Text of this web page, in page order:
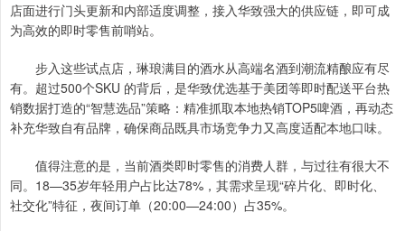
店面进行门头更新和内部适度调整，接入华致强大的供应链，即可成
为高效的即时零售前哨站。
步入这些试点店，琳琅满目的酒水从高端名酒到潮流精酿应有尽
有。超过500个SKU 的背后，是华致优选基于美团等即时配送平台热
销数据打造的“智慧选品”策略：精准抓取本地热销TOP5啤酒，再动态
补充华致自有品牌，确保商品既具市场竞争力又高度适配本地口味。
值得注意的是，当前酒类即时零售的消费人群，与过往有很大不
同。18—35岁年轻用户占比达78%，其需求呈现“碎片化、即时化、
社交化”特征，夜间订单（20:00—24:00）占35%。